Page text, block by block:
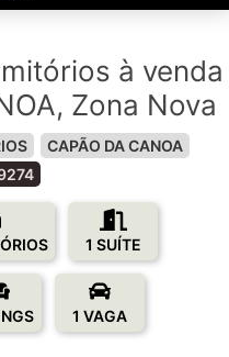
à venda
Zona Nova
CAPÃO DA CANOA
1 SUÍTE
1 VAGA